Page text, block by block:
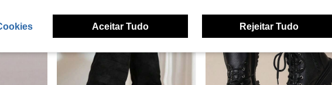
Aceitar Tudo Rejeitar Tudo